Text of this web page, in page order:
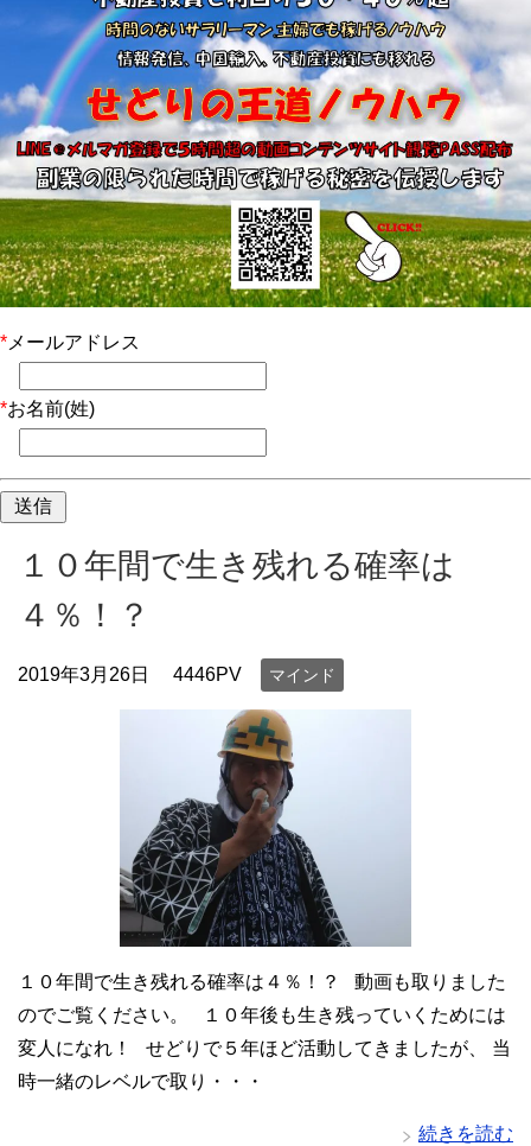
* メールアドレス
*お名前(姓)
１０年間で生き残れる確率は
４％！？
2019年3月26日 4446PV マインド
１０年間で生き残れる確率は４％！？ 動画も取りました
のでご覧ください。 １０年後も生き残っていくためには
変人になれ！ せどりで５年ほど活動してきましたが、 当
時一緒のレベルで取り・・・
続きを読む